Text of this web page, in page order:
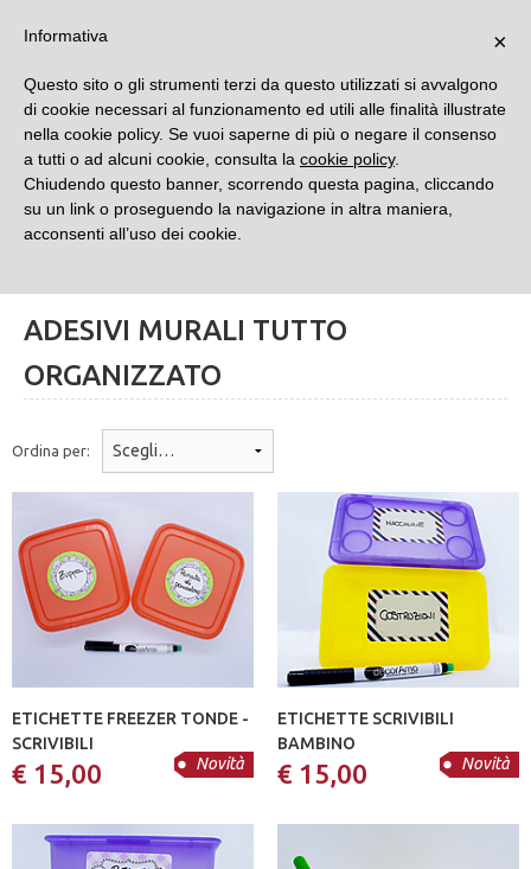
ADESIVI MURALI TUTTO
ORGANIZZATO
Ordina per:
Novità
ETICHETTE FREEZER TONDE -
SCRIVIBILI
€ 15,00 Novità
ETICHETTE SCRIVIBILI
BAMBINO
€ 15,00
×
Informativa
Questo sito o gli strumenti terzi da questo utilizzati si avvalgono
di cookie necessari al funzionamento ed utili alle finalità illustrate
nella cookie policy. Se vuoi saperne di più o negare il consenso
a tutti o ad alcuni cookie, consulta la cookie policy.
Chiudendo questo banner, scorrendo questa pagina, cliccando
su un link o proseguendo la navigazione in altra maniera,
acconsenti all’uso dei cookie.